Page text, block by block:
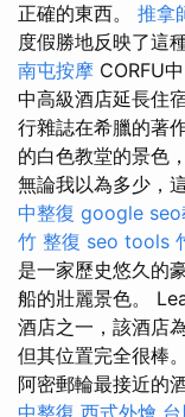
正確的東西。 推拿
度假勝地反映了這
南屯按摩 CORFU
中高級酒店延長住
行雜誌在希臘的著
的白色教堂的景色
無論我以為多少，
中整復 google seo
竹 整復 seo tools
是一家歷史悠久的
船的壯麗景色。
酒店之一，該酒店
但其位置完全很棒
阿密郵輪最接近的
中整復 西式外燴